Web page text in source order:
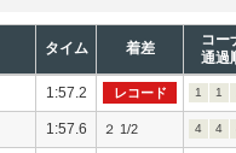
タイム 着差
コー
通過
1:57.2 レコード 1 1
1:57.6 ２ 1/2 4 4